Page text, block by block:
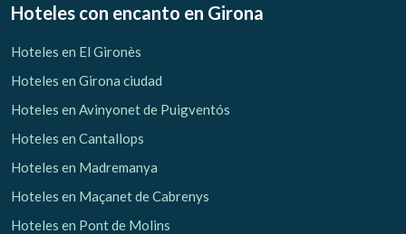
Hoteles con encanto en Girona
Hoteles en El Gironès
Hoteles en Girona ciudad
Hoteles en Avinyonet de Puigventós
Hoteles en Cantallops
Hoteles en Madremanya
Hoteles en Maçanet de Cabrenys
Hoteles en Pont de Molins